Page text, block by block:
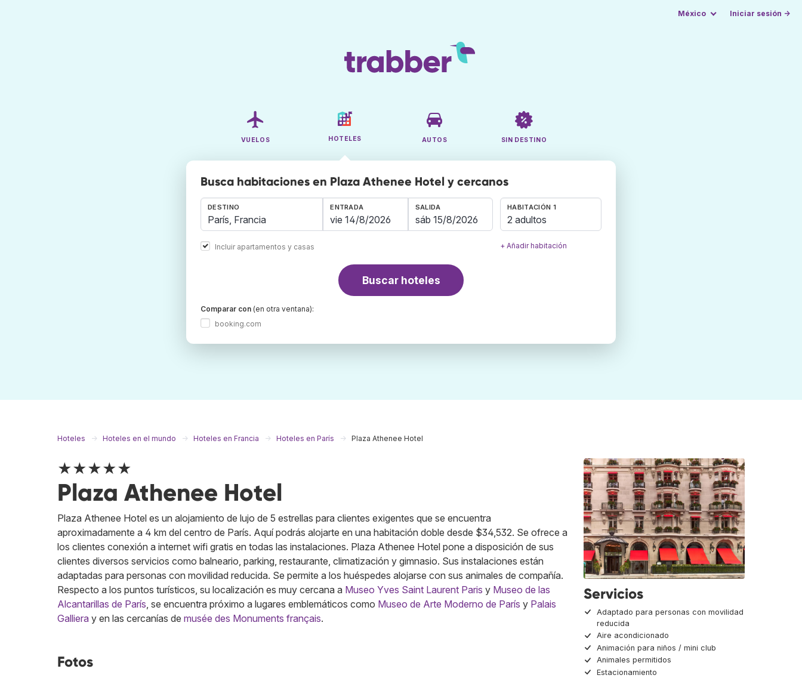
México Iniciar sesión →
VUELOS HOTELES AUTOS SIN DESTINO
Busca habitaciones en Plaza Athenee Hotel y cercanos
DESTINO
Incluir apartamentos y casas
ENTRADA SALIDA HABITACIÓN 1
2 adultos
+ Añadir habitación
Buscar hoteles
Comparar con (en otra ventana):
booking.com
Hoteles Hoteles en el mundo Hoteles en Francia Hoteles en París Plaza Athenee Hotel
★★★★★
Plaza Athenee Hotel
Plaza Athenee Hotel es un alojamiento de lujo de 5 estrellas para clientes exigentes que se encuentra
aproximadamente a 4 km del centro de París. Aquí podrás alojarte en una habitación doble desde $34,532. Se ofrece a
los clientes conexión a internet wifi gratis en todas las instalaciones. Plaza Athenee Hotel pone a disposición de sus
clientes diversos servicios como balneario, parking, restaurante, climatización y gimnasio. Sus instalaciones están
adaptadas para personas con movilidad reducida. Se permite a los huéspedes alojarse con sus animales de compañía.
Respecto a los puntos turísticos, su localización es muy cercana a Museo Yves Saint Laurent Paris y Museo de las
Alcantarillas de París, se encuentra próximo a lugares emblemáticos como Museo de Arte Moderno de París y Palais
Galliera y en las cercanías de musée des Monuments français.
Fotos
Servicios
Adaptado para personas con movilidad
reducida
Aire acondicionado
Animación para niños / mini club
Animales permitidos
Estacionamiento